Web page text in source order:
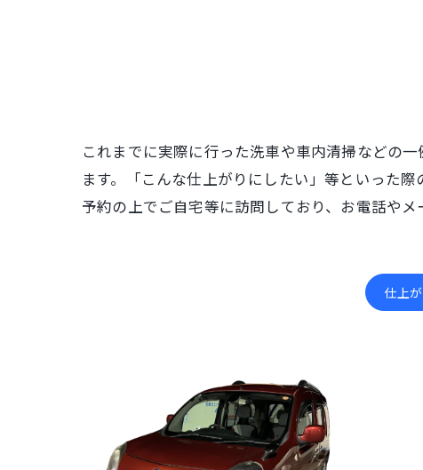
これまでに実際に行った洗車や車内清掃などの
ます。「こんな仕上がりにしたい」等といった
予約の上でご自宅等に訪問しており、お電話や
仕上